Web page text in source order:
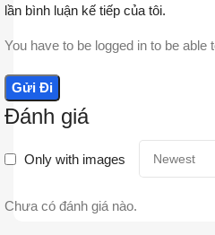
Đánh giá
Only with images
Chưa có đánh giá nào.
lần bình luận kế tiếp của tôi.
You have to be logged in to be able